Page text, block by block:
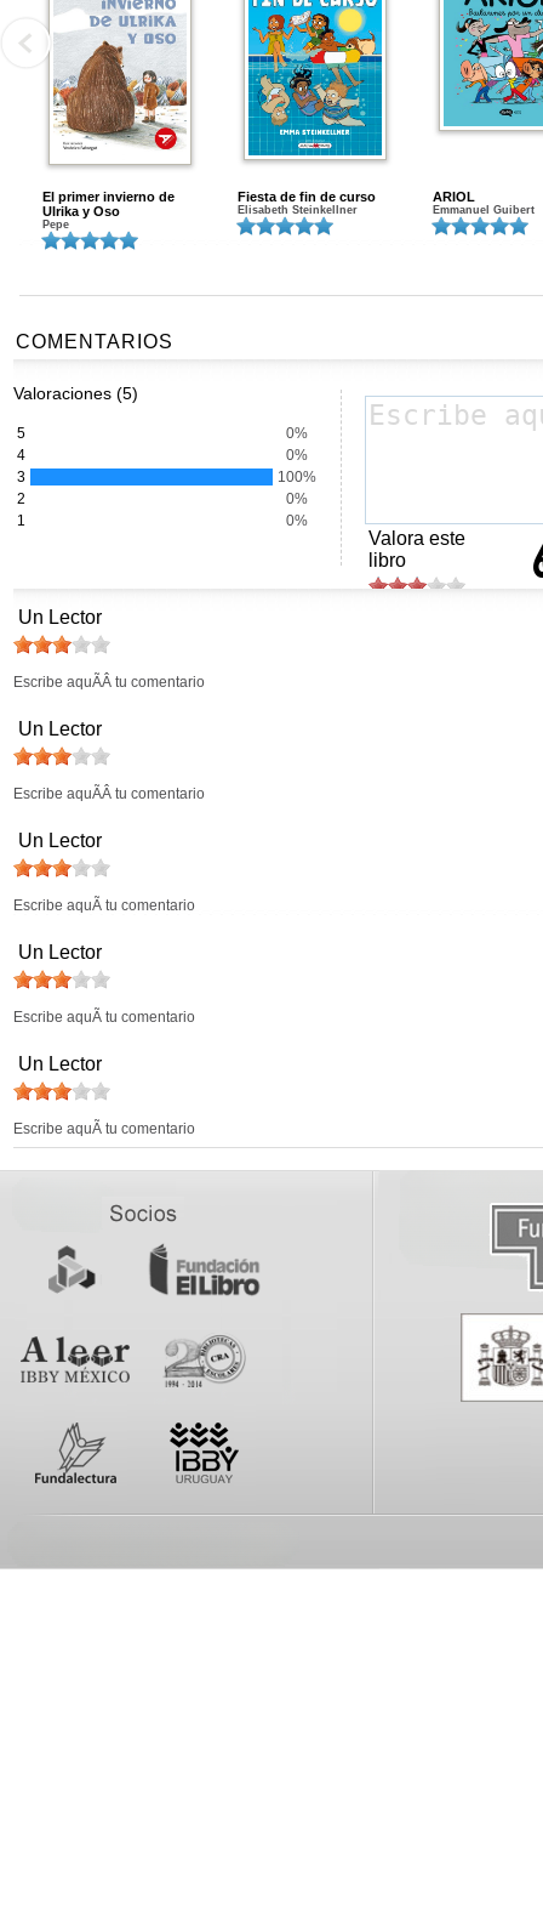
El primer invierno de
Ulrika y Oso
Pepe
Fiesta de fin de curso
Elisabeth Steinkellner
ARIOL
Emmanuel Guibert
COMENTARIOS
Valoraciones (5)
5
0%
4
0%
3
100%
2
0%
1
0%
Valora este
libro
Un Lector
Escribe aquÃÂ­ tu comentario
Un Lector
Escribe aquÃÂ­ tu comentario
Un Lector
Escribe aquÃ­ tu comentario
Un Lector
Escribe aquÃ­ tu comentario
Un Lector
Escribe aquÃ­ tu comentario